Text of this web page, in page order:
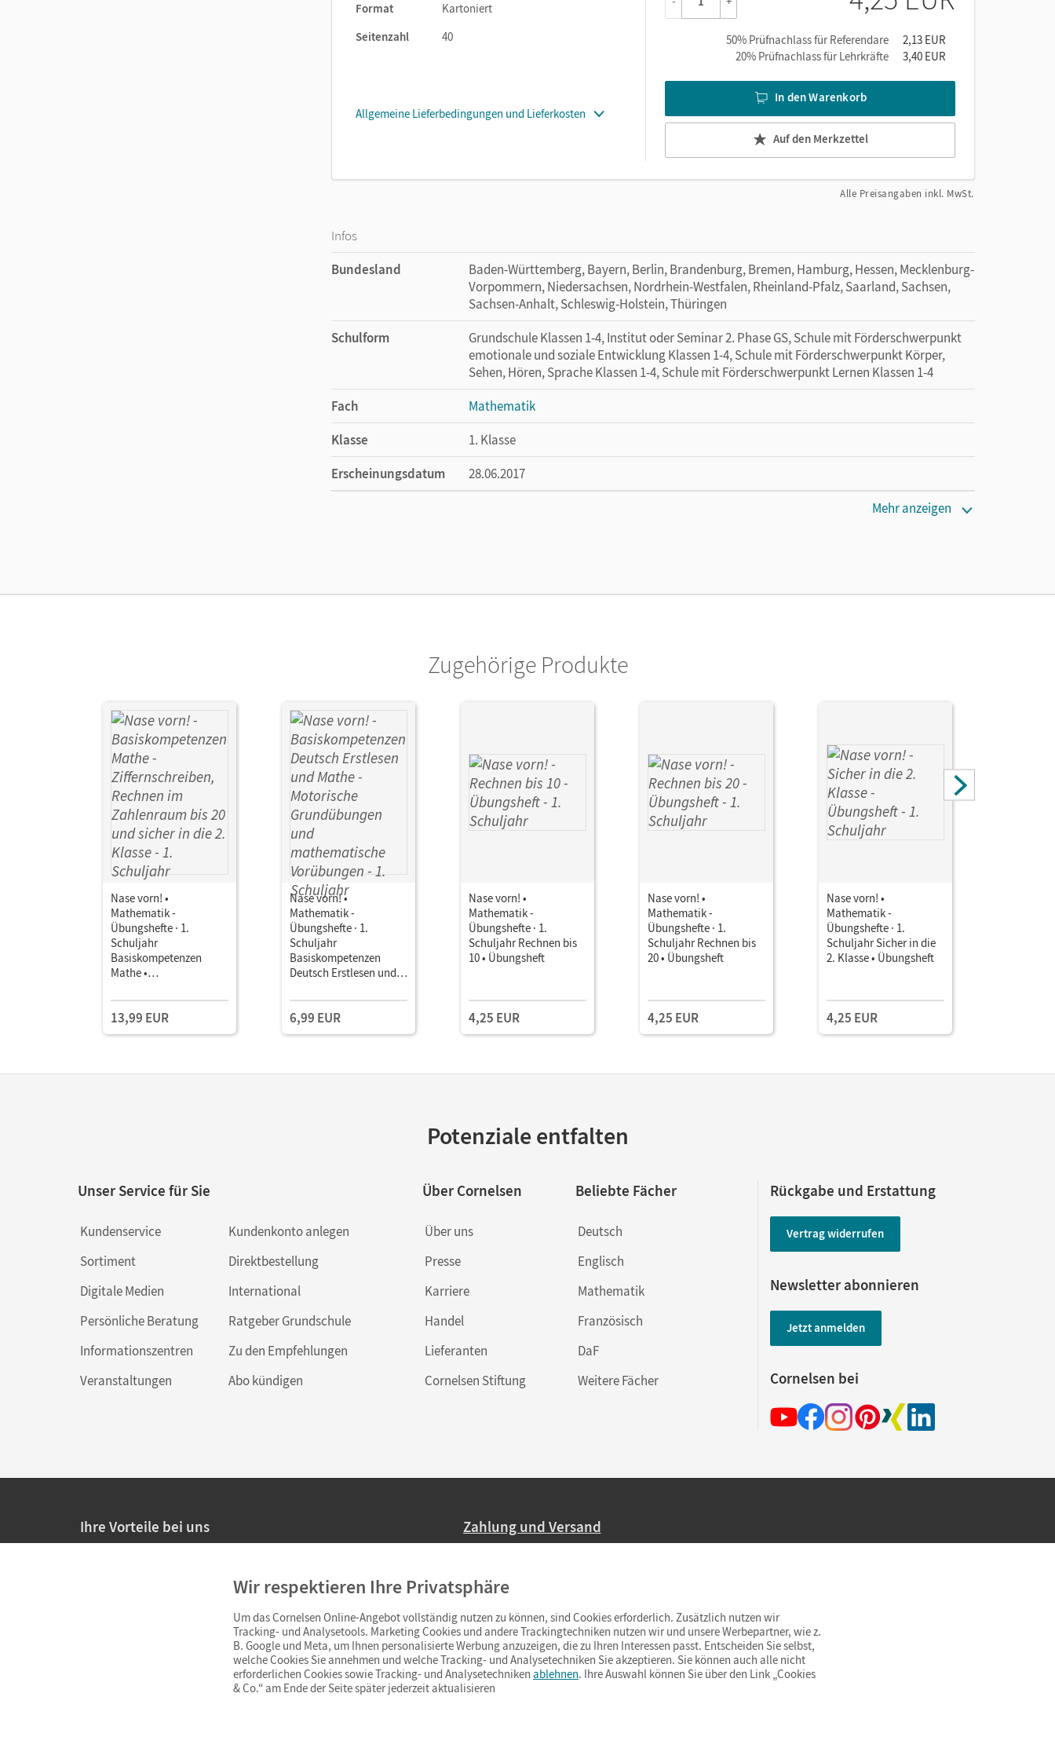
Format
Kartoniert
Seitenzahl
40
Allgemeine Lieferbedingungen und Lieferkosten
50% Prüfnachlass für Referendare
2,13 EUR
20% Prüfnachlass für Lehrkräfte
3,40 EUR
In den Warenkorb
Auf den Merkzettel
Alle Preisangaben inkl. MwSt.
Infos
Bundesland
Baden-Württemberg, Bayern, Berlin, Brandenburg, Bremen, Hamburg, Hessen, Mecklenburg-
Vorpommern, Niedersachsen, Nordrhein-Westfalen, Rheinland-Pfalz, Saarland, Sachsen,
Sachsen-Anhalt, Schleswig-Holstein, Thüringen
Schulform
Grundschule Klassen 1-4, Institut oder Seminar 2. Phase GS, Schule mit Förderschwerpunkt
emotionale und soziale Entwicklung Klassen 1-4, Schule mit Förderschwerpunkt Körper,
Sehen, Hören, Sprache Klassen 1-4, Schule mit Förderschwerpunkt Lernen Klassen 1-4
Fach
Mathematik
Klasse
1. Klasse
Erscheinungsdatum
28.06.2017
Mehr anzeigen
Zugehörige Produkte
Nase vorn! •
Mathematik -
Übungshefte · 1.
Schuljahr
Basiskompetenzen
Mathe •
Rechnen im
Zahlenraum bis 20 und
sicher in die 2. Klasse 4
13,99 EUR
Nase vorn! •
Mathematik -
Übungshefte · 1.
Schuljahr
Basiskompetenzen
Deutsch Erstlesen und
Grundübungen und
mathematische
Vorübungen 2
6,99 EUR
Nase vorn! •
Mathematik -
Übungshefte · 1.
Schuljahr Rechnen bis
10 • Übungsheft
4,25 EUR
Nase vorn! •
Mathematik -
Übungshefte · 1.
Schuljahr Rechnen bis
20 • Übungsheft
4,25 EUR
Nase vorn! •
Mathematik -
Übungshefte · 1.
Schuljahr Sicher in die
2. Klasse • Übungsheft
4,25 EUR
Potenziale entfalten
Unser Service für Sie
Kundenservice
Sortiment
Digitale Medien
Persönliche Beratung
Informationszentren
Veranstaltungen
Kundenkonto anlegen
Direktbestellung
International
Ratgeber Grundschule
Zu den Empfehlungen
Abo kündigen
Über Cornelsen
Über uns
Presse
Karriere
Handel
Lieferanten
Cornelsen Stiftung
Beliebte Fächer
Deutsch
Englisch
Mathematik
Französisch
DaF
Weitere Fächer
Rückgabe und Erstattung
Vertrag widerrufen
Newsletter abonnieren
Jetzt anmelden
Cornelsen bei
Ihre Vorteile bei uns
Persönliche Angebote für Lehrkräfte
Sicheres Einkaufen mit SSL-Verschlüsselung
Widerrufsfristvon 4 Wochen
Schnelle und einfache Retourenabwicklung
Zahlung und Versand
Ab 59,– EUR Bestellwert liefern wir versandkostenfrei innerhalb Deutschlands
(Lieferung in 3–6 Tagen).
Wir respektieren Ihre Privatsphäre
Um das Cornelsen Online-Angebot vollständig nutzen zu können, sind Cookies erforderlich. Zusätzlich nutzen wir
Tracking- und Analysetools. Marketing Cookies und andere Trackingtechniken nutzen wir und unsere Werbepartner, wie z.
B. Google und Meta, um Ihnen personalisierte Werbung anzuzeigen, die zu Ihren Interessen passt. Entscheiden Sie selbst,
welche Cookies Sie annehmen und welche Tracking- und Analysetechniken Sie akzeptieren. Sie können auch alle nicht
erforderlichen Cookies sowie Tracking- und Analysetechniken ablehnen. Ihre Auswahl können Sie über den Link „Cookies
& Co.“ am Ende der Seite später jederzeit aktualisieren